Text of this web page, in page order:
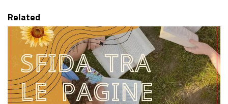
Related